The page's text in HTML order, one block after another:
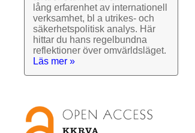
lång erfarenhet av inter­nationell
verk­samhet, bl a utrikes- och
säkerhets­politisk analys. Här
hittar du hans regel­bundna
reflek­tioner över omvärlds­läget.
Läs mer »